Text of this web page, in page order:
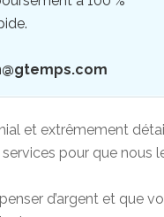
et extrêmement
pour que nous
d’argent et que